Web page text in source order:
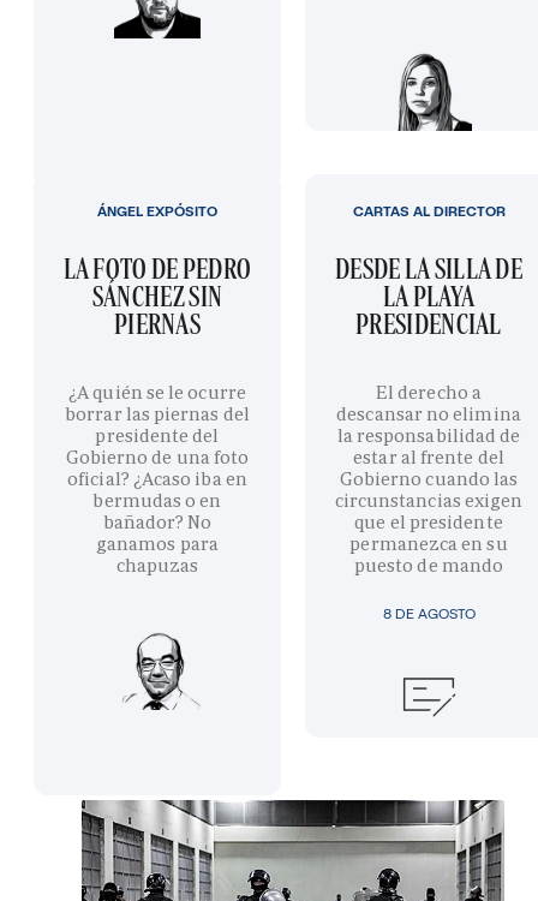
LA FOTO DE PEDRO
SÁNCHEZ SIN
PIERNAS
¿A quién se le ocurre
borrar las piernas del
presidente del
Gobierno de una foto
oficial? ¿Acaso iba en
bermudas o en
bañador? No
ganamos para
chapuzas
ÁNGEL EXPÓSITO
8 DE AGOSTO
DESDE LA SILLA DE
LA PLAYA
PRESIDENCIAL
El derecho a
descansar no elimina
la responsabilidad de
estar al frente del
Gobierno cuando las
circunstancias exigen
que el presidente
permanezca en su
puesto de mando
CARTAS AL DIRECTOR